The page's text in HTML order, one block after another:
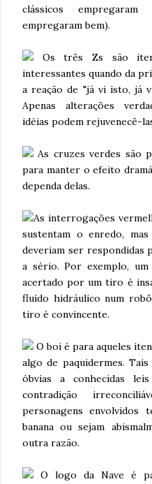
clássicos
empregaram bem).
Os três Zs são
interessantes quando da
a reação de "já vi isto, já
Apenas alterações
idéias podem rejuvenecê-
As cruzes verdes são
para manter o efeito
dependa delas.
As interrogações
sustentam o enredo,
deveriam ser respondidas
a sério. Por exemplo,
acertado por um tiro é
fluído hidráulico num
tiro é convincente.
O boi é para aqueles
algo de paquidermes.
óbvias a conhecidas
contradição
personagens envolvidos
banana ou sejam
outra razão.
O logo da Nave é